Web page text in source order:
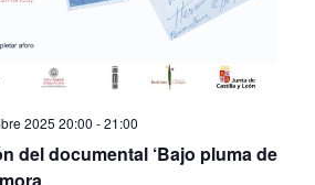
2025 20:00 21:00
del documental ‘Bajo pluma de